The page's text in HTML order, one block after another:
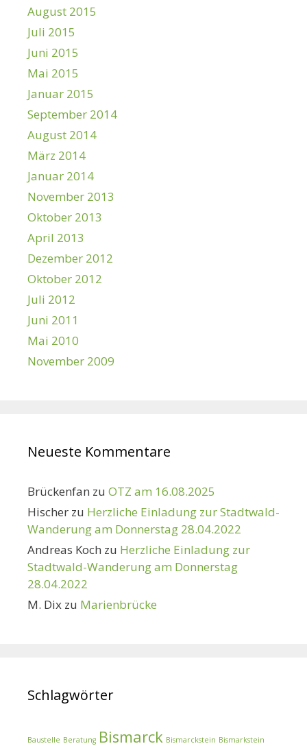
August 2015
Juli 2015
Juni 2015
Mai 2015
Januar 2015
September 2014
August 2014
März 2014
Januar 2014
November 2013
Oktober 2013
April 2013
Dezember 2012
Oktober 2012
Juli 2012
Juni 2011
Mai 2010
November 2009
Neueste Kommentare
Brückenfan zu OTZ am 16.08.2025
Hischer zu Herzliche Einladung zur Stadtwald-
Wanderung am Donnerstag 28.04.2022
Andreas Koch zu Herzliche Einladung zur
Stadtwald-Wanderung am Donnerstag
28.04.2022
M. Dix zu Marienbrücke
Schlagwörter
Baustelle Beratung Bismarck Bismarckstein Bismarkstein